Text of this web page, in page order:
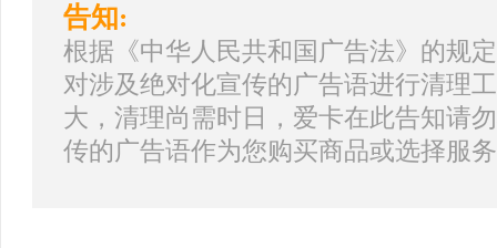
告知:
根据《中华人民共和国广告法》的规
对涉及绝对化宣传的广告语进行清理
大，清理尚需时日，爱卡在此告知请
传的广告语作为您购买商品或选择服